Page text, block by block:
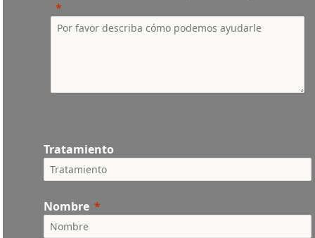
Tratamiento
Nombre